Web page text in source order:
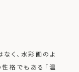
く、水彩画のよ
格でもある「温